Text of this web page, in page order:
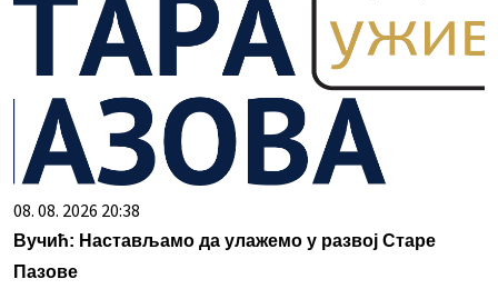
08. 08. 2026 20:38
Вучић: Настављамо да улажемо у развој Старе
Пазове